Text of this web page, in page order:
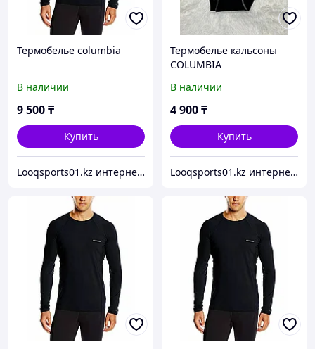
Термобелье columbia
В наличии
9 500₸
Купить
Looqsports01.kz интернет-магазин спортивных товаров
Термобелье кальсоны
COLUMBIA
В наличии
4 900₸
Купить
Looqsports01.kz интернет-магазин спортивных товаров